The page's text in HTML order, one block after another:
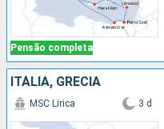
Pensão completa
ITÁLIA, GRÉCIA
MSC Lirica 3 d